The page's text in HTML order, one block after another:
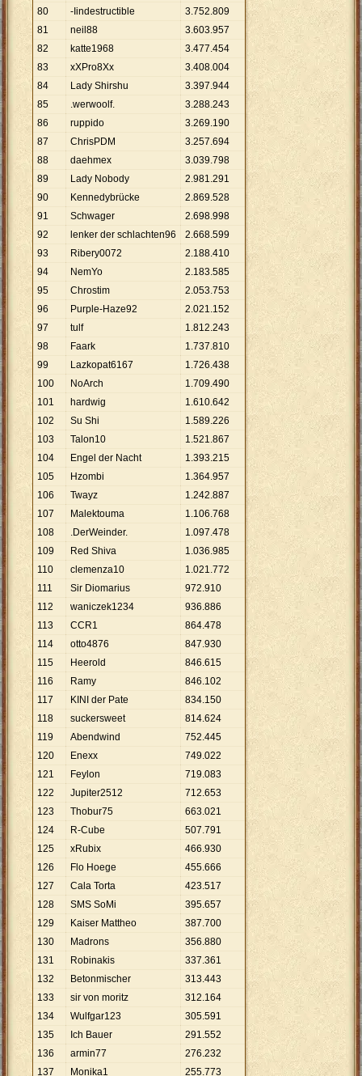
80
-Iindestructible 3.752.809
81
neil88 3.603.957
82
katte1968 3.477.454
83
xXPro8Xx 3.408.004
84
Lady Shirshu 3.397.944
85
.werwoolf. 3.288.243
86
ruppido 3.269.190
87
ChrisPDM 3.257.694
88
daehmex 3.039.798
89
Lady Nobody 2.981.291
90
Kennedybrücke 2.869.528
91
Schwager 2.698.998
92
lenker der schlachten96 2.668.599
93
Ribery0072 2.188.410
94
NemYo 2.183.585
95
Chrostim 2.053.753
96
Purple-Haze92 2.021.152
97
tulf 1.812.243
98
Faark 1.737.810
99
Lazkopat6167 1.726.438
100
NoArch 1.709.490
101
hardwig 1.610.642
102
Su Shi 1.589.226
103
Talon10 1.521.867
104
Engel der Nacht 1.393.215
105
Hzombi 1.364.957
106
Twayz 1.242.887
107
Malektouma 1.106.768
108
.DerWeinder. 1.097.478
109
Red Shiva 1.036.985
110
clemenza10 1.021.772
111
Sir Diomarius 972.910
112
waniczek1234 936.886
113
CCR1 864.478
114
otto4876 847.930
115
Heerold 846.615
116
Ramy 846.102
117
KINI der Pate 834.150
118
suckersweet 814.624
119
Abendwind 752.445
120
Enexx 749.022
121
Feylon 719.083
122
Jupiter2512 712.653
123
Thobur75 663.021
124
R-Cube 507.791
125
xRubix 466.930
126
Flo Hoege 455.666
127
Cala Torta 423.517
128
SMS SoMi 395.657
129
Kaiser Mattheo 387.700
130
Madrons 356.880
131
Robinakis 337.361
132
Betonmischer 313.443
133
sir von moritz 312.164
134
Wulfgar123 305.591
135
Ich Bauer 291.552
136
armin77 276.232
137
Monika1 255.773